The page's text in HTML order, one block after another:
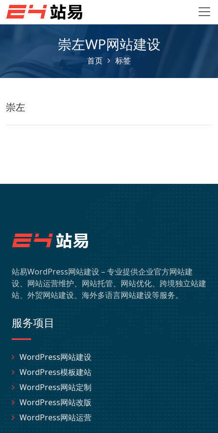
崇左WP网站建设
首页 标签
崇左
站易WordPress网站建设 – 专业提供企业官方网站建
设、网站运营维护、网站托管、网站优化、跨境独立站建
站、外贸网站建设、海外多语言网站建设等服务。
服务项目
WordPress网站建设
WordPress模板建站
WordPress网站定制
WordPress网站改版
WordPress网站运营